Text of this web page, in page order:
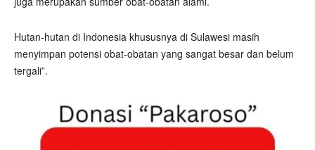
Hutan-hutan di Indonesia khususnya di Sulawesi masih
menyimpan potensi obat-obatan yang sangat besar dan belum
tergali”.